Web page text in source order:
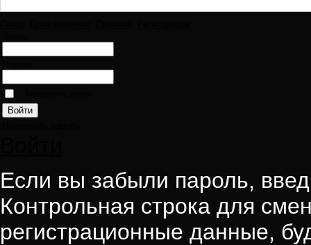
Если вы забыли пароль,
Контрольная строка для
регистрационные данные,